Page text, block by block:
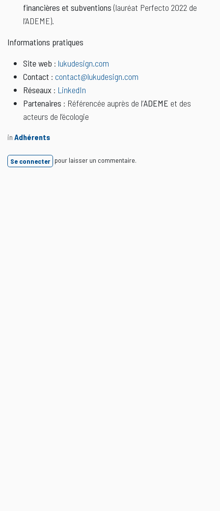
financières et subventions (lauréat Perfecto 2022 de
l’ADEME).
Informations pratiques
Site web : lukudesign.com
Contact : contact@lukudesign.com
Réseaux : LinkedIn
Partenaires : Référencée auprès de l’ADEME et des
acteurs de l’écologie
in Adhérents
Se connecter pour laisser un commentaire.